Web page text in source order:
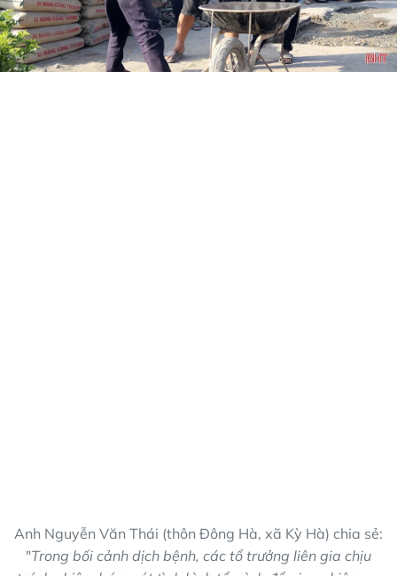
Anh Nguyễn Văn Thái (thôn Đông Hà, xã Kỳ Hà) chia sẻ:
"Trong bối cảnh dịch bệnh, các tổ trưởng liên gia chịu